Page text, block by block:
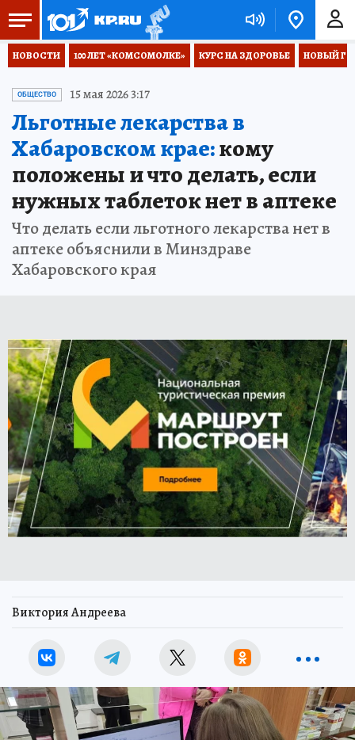
НОВОСТИ 100 ЛЕТ «КОМСОМОЛКЕ» КУРС НА ЗДОРОВЬЕ НОВЫЙ
ОБЩЕСТВО 15 мая 2026 3:17
Льготные лекарства в
Хабаровском крае:кому
положены и что делать, если
нужных таблеток нет в аптеке
Что делать если льготного лекарства нет в
аптеке объяснили в Минздраве
Хабаровского края
Виктория Андреева